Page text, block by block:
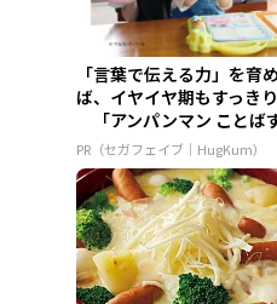
「言葉で伝える力」を育め
ば、イヤイヤ期もすっきり
「アンパンマン ことば
かん...
PR（セガフェイブ｜HugKum）